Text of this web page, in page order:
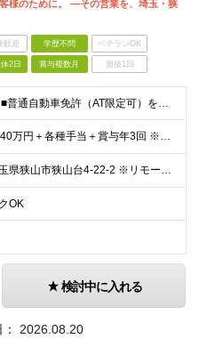
客様のために。 ―その営業を、埼玉・狭
歓迎 学歴不問 ベテランOK
2日 賞与複数月 面接1回
【必須条件】 ■普通自動車免許（AT限定可）をお持ちの方 【こんな方にピッタリです】 ■対人折衝経験をお持ちの方（業界不問） ■お客さまとの顔合わせ・ヒアリング・受注など、営業の流れを理解している方
月給25万円～40万円＋各種手当＋賞与年3回 ※経験・能力を考慮の上、優遇します。
本社勤務／埼玉県狭山市狭山台4-22-2 ※リモートワークと出社を併用可です。 (変更の範囲)上記を除く当社関連勤務地
OK
検討中に入れる
2026.08.20